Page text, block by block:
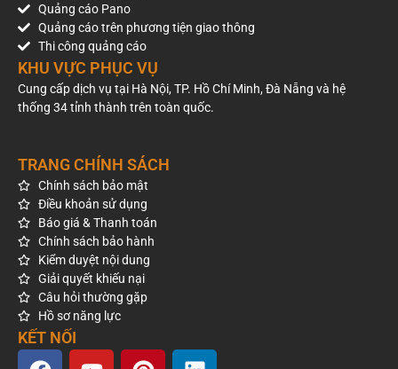
Quảng cáo Pano
Quảng cáo trên phương tiện giao thông
Thi công quảng cáo
KHU VỰC PHỤC VỤ
Cung cấp dịch vụ tại Hà Nội, TP. Hồ Chí Minh, Đà Nẵng và hệ
thống 34 tỉnh thành trên toàn quốc.
TRANG CHÍNH SÁCH
Chính sách bảo mật
Điều khoản sử dụng
Báo giá & Thanh toán
Chính sách bảo hành
Kiểm duyệt nội dung
Giải quyết khiếu nại
Câu hỏi thường gặp
Hồ sơ năng lực
KẾT NỐI